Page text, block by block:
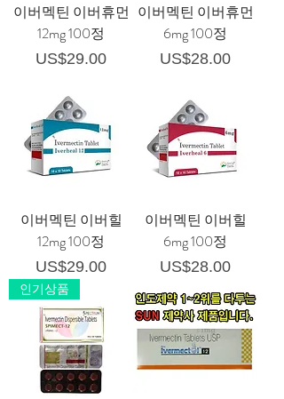
이버멕틴 이버휴먼
12mg 100정
가격
US$29.00
이버멕틴 이버휴먼
6mg 100정
가격
US$28.00
이버멕틴 이버힐
12mg 100정
가격
US$29.00
이버멕틴 이버힐
6mg 100정
가격
US$28.00
인기상품